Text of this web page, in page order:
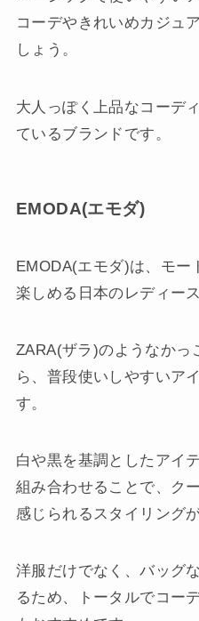
コーデやきれいめカジュ
しょう。
大人っぽく上品なコーデ
ているブランドです。
EMODA(エモダ)
EMODA(エモダ)は、モー
楽しめる日本のレディー
ZARA(ザラ)のようなかっ
ら、普段使いしやすいア
す。
白や黒を基調としたアイ
組み合わせることで、ク
感じられるスタイリング
洋服だけでなく、バッグ
るため、トータルでコー